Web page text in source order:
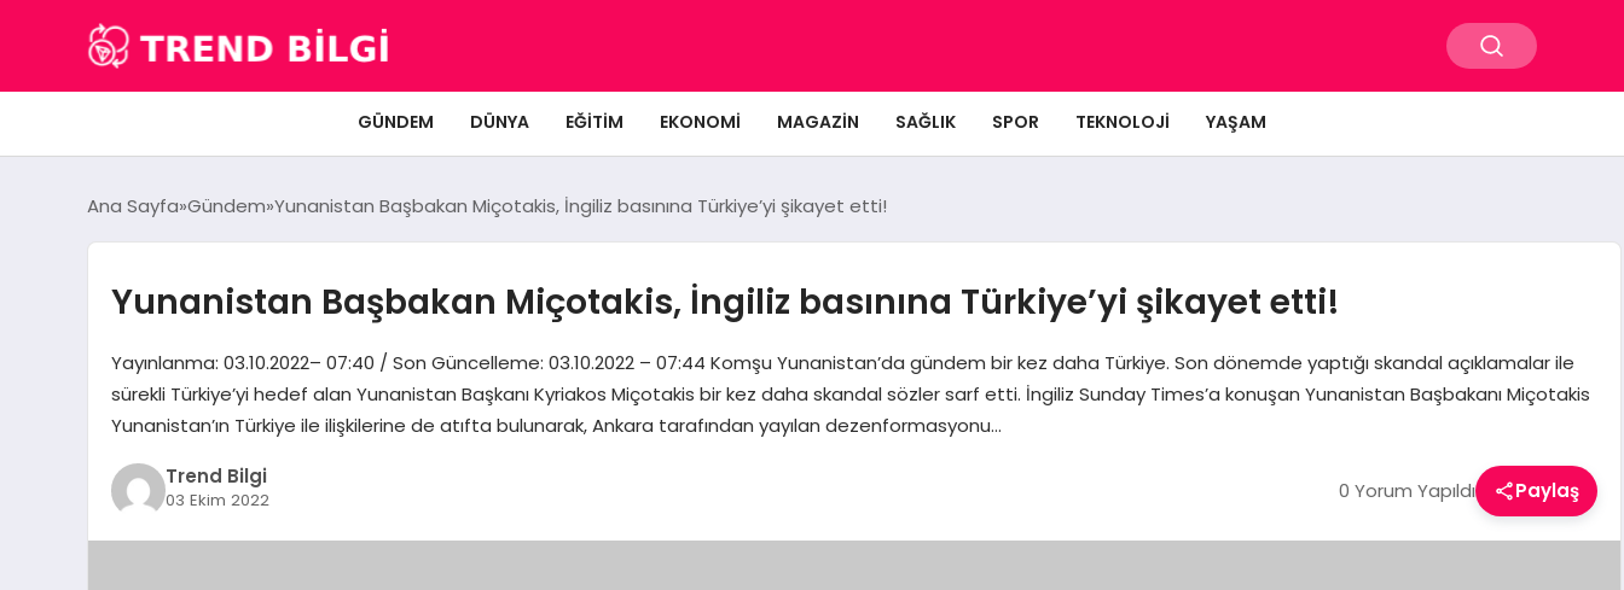
GÜNDEM DÜNYA EĞITIM EKONOMI MAGAZIN SAĞLIK SPOR TEKNOLOJI YAŞAM
Ana Sayfa Gündem Yunanistan Başbakan Miçotakis, İngiliz basınına Türkiye’yi şikayet etti!
Yunanistan Başbakan Miçotakis, İngiliz basınına Türkiye’yi şikayet etti!
Yayınlanma: 03.10.2022– 07:40 / Son Güncelleme: 03.10.2022 – 07:44 Komşu Yunanistan’da gündem bir kez daha Türkiye. Son dönemde yaptığı skandal açıklamalar ile
sürekli Türkiye’yi hedef alan Yunanistan Başkanı Kyriakos Miçotakis bir kez daha skandal sözler sarf etti. İngiliz Sunday Times’a konuşan Yunanistan Başbakanı Miçotakis
Yunanistan’ın Türkiye ile ilişkilerine de atıfta bulunarak, Ankara tarafından yayılan dezenformasyonu…
Trend Bilgi
03 Ekim 2022 0 Yorum Yapıldı Paylaş